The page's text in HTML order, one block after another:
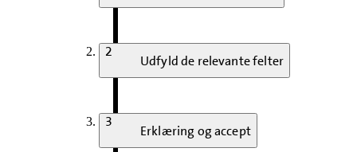
2
Udfyld de relevante felter
3
Erklæring og accept